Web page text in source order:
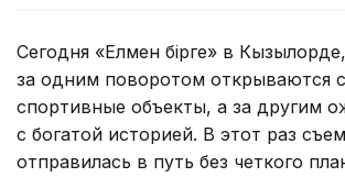
Сегодня «Елмен бірге» в
за одним поворотом открываются
спортивные объекты, а за другим
с богатой историей. В этот раз
отправилась в путь без четкого